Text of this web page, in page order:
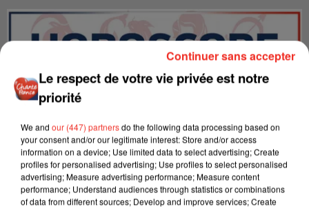
LES INTERVIEWS CHANTE
Voir plus
Le respect de votre vie privée est notre
priorité
We and our (447) partnersdo the following data processing based on
your consent and/or our legitimate interest: Store and/or access
information on a device; Use limited data to select advertising; Create
profiles for personalised advertising; Use profiles to select personalised
advertising; Measure advertising performance; Measure content
performance; Understand audiences through statistics or combinations
of data from different sources; Develop and improve services; Create
Continuer sans accepter